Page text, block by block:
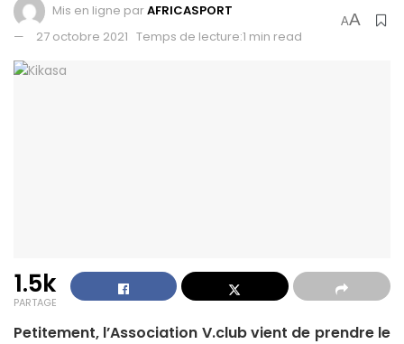
Mis en ligne parAFRICASPORT
27 octobre 2021 Temps de lecture:1 min read
AA
1.5k
PARTAGE
Petitement, l’Association V.club vient de prendre le